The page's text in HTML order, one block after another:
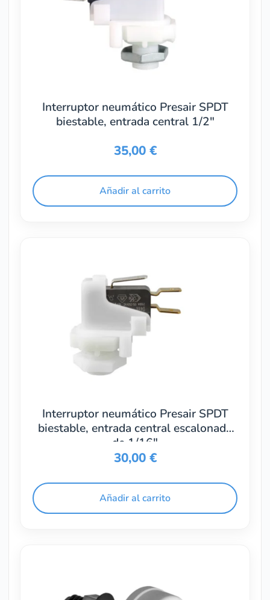
Interruptor neumático Presair SPDT
biestable, entrada central 1/2″
35,00 €
Añadir al carrito
Interruptor neumático Presair SPDT
biestable, entrada central escalonada
de 1/16″
30,00 €
Añadir al carrito